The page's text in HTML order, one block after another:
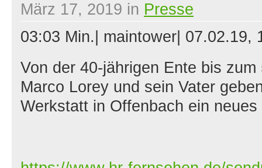
März 17, 2019 in Presse
03:03 Min.| maintower| 07.02.19,
Von der 40-jährigen Ente bis
Marco Lorey und sein Vater
Werkstatt in Offenbach ein neues